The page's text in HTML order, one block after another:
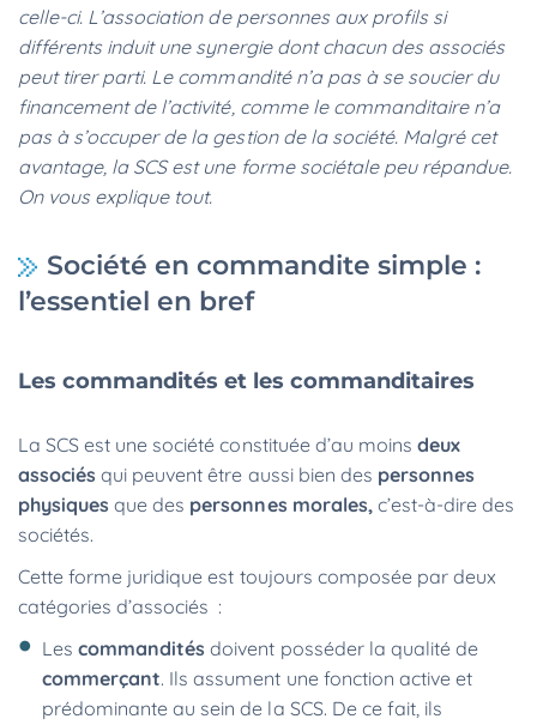
celle-ci. L’association de personnes aux profils si
différents induit une synergie dont chacun des associés
peut tirer parti. Le commandité n’a pas à se soucier du
financement de l’activité, comme le commanditaire n’a
pas à s’occuper de la gestion de la société. Malgré cet
avantage, la SCS est une forme sociétale peu répandue.
On vous explique tout.
Société en commandite simple :
l’essentiel en bref
Les commandités et les commanditaires
La SCS est une société constituée d’au moins deux
associésqui peuvent être aussi bien des personnes
physiquesque des personnes morales,c’est-à-dire des
sociétés.
Cette forme juridique est toujours composée par deux
catégories d’associés :
Lescommandités doivent posséder la qualité de
commerçant. Ils assument une fonction active et
prédominante au sein de la SCS. De ce fait, ils